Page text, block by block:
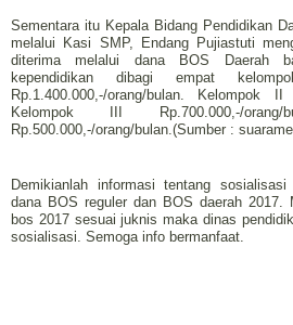
Sementara itu Kepala Bidang Pendidikan
melalui Kasi SMP, Endang Pujiastuti
diterima melalui dana BOS Daerah
kependidikan dibagi empat
Rp.1.400.000,-/orang/bulan. Kelompok II
Kelompok III Rp.700.000,-/
Rp.500.000,-/orang/bulan.(Sumber :
Demikianlah informasi tentang
dana BOS reguler dan BOS daerah 2017.
bos 2017 sesuai juknis maka dinas
sosialisasi. Semoga info bermanfaat.